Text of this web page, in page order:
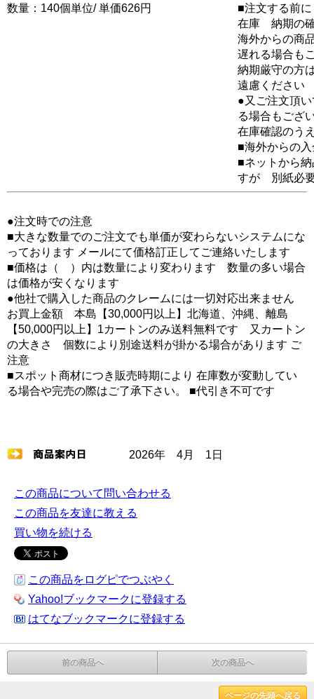
数量：140個単位/ 単価626円
■注文する前に
在庫 納期の
海外からの商
遅れる場合も
納期厳守の方
遠慮ください
●又ご注文頂
る場合もござ
在庫確認のう
■海外からの
■ネットから
すが 別紙必
●注文時での注意
■大きな数量でのご注文でも単価が変わらないシステムにな
っております メールにて価格訂正してご連絡いたします
■価格は（ ）内は数量により変わります 数量の多い場合
は価格が安くなります
●他社で購入した商品のクレームには一切対応出来ません
お買上金額 本島【30,000円以上】北海道、沖縄、離島
【50,000円以上】1カートンのみ送料無料です 又カートン
の大きさ 個数により別途送料が掛かる場合があります ご
注意
■スポット商材につき販売時期により 在庫数が変動してい
る場合や完売の際はご了承下さい。 ■代引き不可です
2026年 4月 1日
この商品について問い合わせる
この商品を友達に教える
買い物を続ける
この商品をログピでつぶやく
Yahoo!ブックマークに登録する
はてなブックマークに登録する
前の商品へ 次の商品へ
ページの先頭へ戻る